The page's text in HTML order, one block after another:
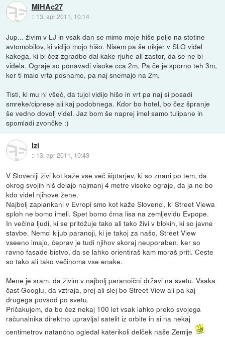
MIHAc27
:: 13. apr 2011, 10:14
Jup... živim v LJ in vsak dan se mimo moje hiše pelje na stotine
avtomobilov, ki vidijo mojo hišo. Nisem pa še nikjer v SLO videl
kakega, ki bi čez zgradbo dal kake rjuhe ali zastor, da se ne bi
videla. Ograje so ponavadi visoke cca 2m. Pa če je sporno teh 3m,
ker ti malo vrta posname, pa naj snemajo na 2m.
Tisti, ki mu ni všeč, da tujci vidijo hišo in vrt pa naj si posadi
smreke/ciprese ali kaj podobnega. Kdor bo hotel, bo čez špranje
še vedno dovolj videl. Jaz bom še naprej imel samo tulipane in
spomladi zvončke :)
Izi
:: 13. apr 2011, 10:43
V Sloveniji živi kot kaže vse več šiptarjev, ki so znani po tem, da
okrog svojih hiš delajo najmanj 4 metre visoke ograje, da ja ne bo
kdo videl njihove žene.
Najbolj zaplankani v Evropi smo kot kaže Slovenci, ki Street Viewa
sploh ne bomo imeli. Spet bomo črna lisa na zemljevidu Evpope.
In večina ljudi, ki se pritožuje tako ali tako živi v blokih, ki so javne
stavbe. Nemci kljub paranoji, ki je takoj za našo, Street View
vseeno imajo, čeprav je tudi njihov skoraj neuporaben, ker so
ravno fasade bistvo, da se lahko orientiraš kam moraš priti. Ceste
so tako ali tako večinoma vse enake.
Mene je sram, da živim v najbolj paranoični državi na svetu. Vsaka
čast Googlu, da vztraja, prej ali slej bo Street View ali pa kaj
drugega povsod po svetu.
Pričakujem, da bo čez nekaj 100 let vsak lahko preko svojega
računalnika direktno upravljal satelit iz orbite in si na nekaj
centimetrov natančno ogledal katerikoli delček naše Zemlje